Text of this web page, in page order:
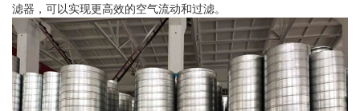
滤器，可以实现更高效的空气流动和过滤。